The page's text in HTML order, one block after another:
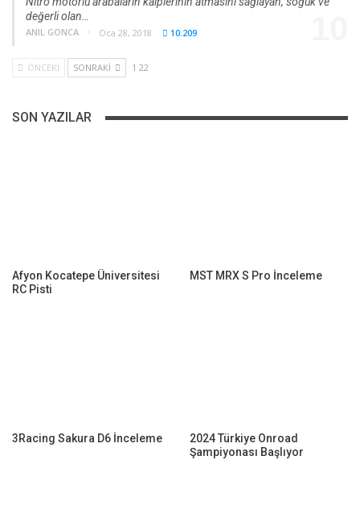
değerli olan…
ANIL GONCA Oca 28, 2018 10.209
ÖNCEKI SONRAKI 1 22
SON YAZILAR
Afyon Kocatepe Üniversitesi
RC Pisti
MST MRX S Pro İnceleme
3Racing Sakura D6 İnceleme
2024 Türkiye Onroad
Şampiyonası Başlıyor